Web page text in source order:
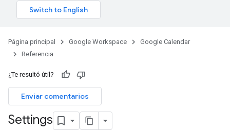
Página principal Google Workspace
Google Calendar
Referencia
¿Te resultó útil?
Enviar comentarios
Settings